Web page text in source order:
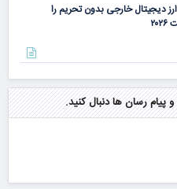
دیجیتال خارجی بدون تحریم را
پیام رسان ها دنبال کنید.